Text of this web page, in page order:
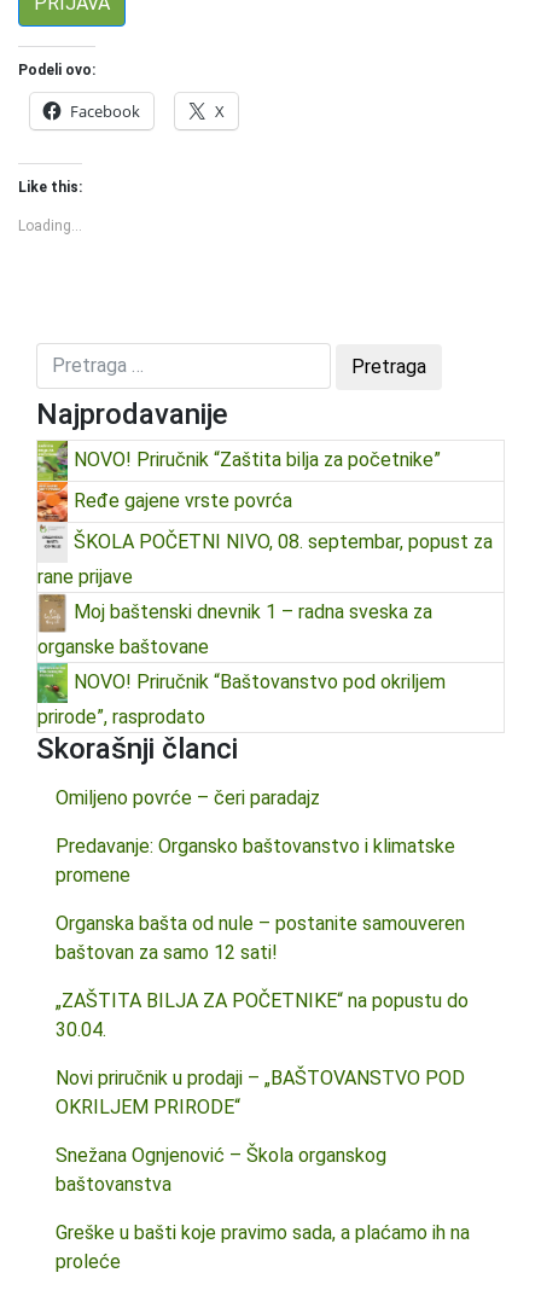
Podeli ovo:
Facebook X
Like this:
Loading...
Najprodavanije
NOVO! Priručnik “Zaštita bilja za početnike”
Ređe gajene vrste povrća
ŠKOLA POČETNI NIVO, 08. septembar, popust za
rane prijave
Moj baštenski dnevnik 1 – radna sveska za
organske baštovane
NOVO! Priručnik “Baštovanstvo pod okriljem
prirode”, rasprodato
Skorašnji članci
Omiljeno povrće – čeri paradajz
Predavanje: Organsko baštovanstvo i klimatske
promene
Organska bašta od nule – postanite samouveren
baštovan za samo 12 sati!
„ZAŠTITA BILJA ZA POČETNIKE“ na popustu do
30.04.
Novi priručnik u prodaji – „BAŠTOVANSTVO POD
OKRILJEM PRIRODE“
Snežana Ognjenović – Škola organskog
baštovanstva
Greške u bašti koje pravimo sada, a plaćamo ih na
proleće